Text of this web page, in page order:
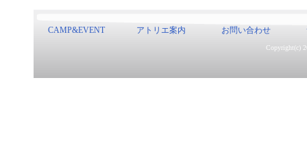
CAMP&EVENT アトリエ案内 お問い合わせ
Copyright(c)